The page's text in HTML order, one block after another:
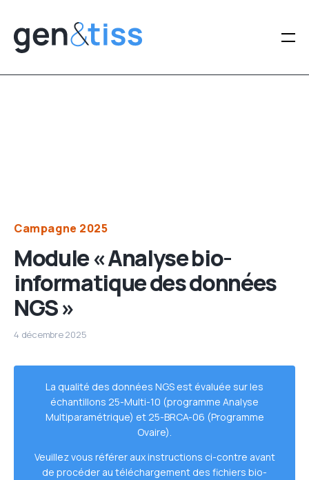
Campagne 2025
Module « Analyse bio-
informatique des données
NGS »
4 décembre 2025
La qualité des données NGS est évaluée sur les
échantillons 25-Multi-10 (programme Analyse
Multiparamétrique) et 25-BRCA-06 (Programme
Ovaire).
Veuillez vous référer aux instructions ci-contre avant
de procéder au téléchargement des fichiers bio-